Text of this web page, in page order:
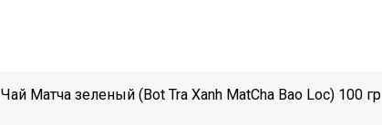
Чай Матча зеленый (Bot Tra Xanh MatCha Bao Loc) 100 гр